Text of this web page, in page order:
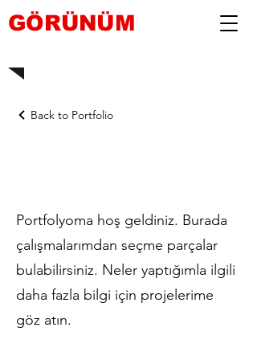
GÖRÜNÜM
Back to Portfolio
Portfolyoma hoş geldiniz. Burada
çalışmalarımdan seçme parçalar
bulabilirsiniz. Neler yaptığımla ilgili
daha fazla bilgi için projelerime
göz atın.